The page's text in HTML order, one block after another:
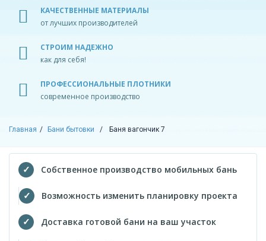
КАЧЕСТВЕННЫЕ МАТЕРИАЛЫ
от лучших производителей
СТРОИМ НАДЕЖНО
как для себя!
ПРОФЕССИОНАЛЬНЫЕ ПЛОТНИКИ
современное производство
Главная Бани бытовки Баня вагончик 7
Собственное производство мобильных бань
Возможность изменить планировку проекта
Доставка готовой бани на ваш участок